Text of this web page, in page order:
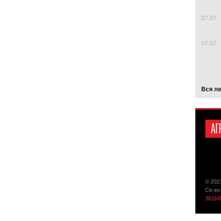
07.07
07.07
Вся
©
Св-во